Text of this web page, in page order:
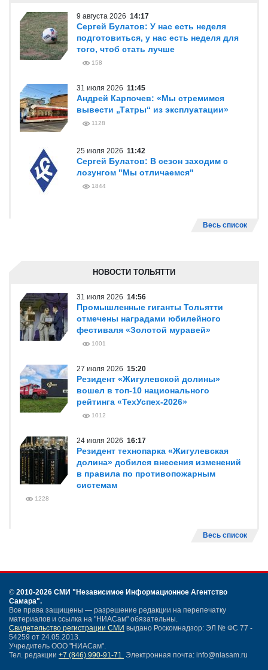
9 августа 2026 14:17
Сергей Булатов: У нас есть неделя
подготовиться, у нас есть неделя для
того, чтоб стать лучше
158
31 июля 2026 11:45
Андрей Карпочев: «Мы стремимся
вывести „Татры“ из эксплуатации»
1128
25 июля 2026 11:42
Сергей Булатов: В сезон заходим с
лозунгом "Мы отличаемся"
1844
Весь список
НОВОСТИ ТОЛЬЯТТИ
31 июля 2026 14:56
Промышленные гиганты Тольятти
отмечены наградами юбилейного
фестиваля «Золотой муравей»
1001
27 июля 2026 15:20
Резидент «Жигулевской долины»
вошел в топ-10 национального
рейтинга «ТехУспех-2026»
1012
24 июля 2026 16:17
Резидент технопарка «Жигулевская
долина» добился внесения изменений
в правила по противопожарным
системам
1228
Весь список
© 2010-2026 СМИ "Независимое Информационное Агентство
Самара".
Все права защищены — разрешение редакции на перепечатку
материалов и ссылка на "НИАСам" обязательны.
Свидетельство регистрации СМИ выдано Роскомнадзор: ЭЛ № ФС 77 -
54259 от 24.05.2013.
Учредитель ООО "НИАСам".
Тел. редакции +7 (846) 990-91-71. Электронная почта: info@niasam.ru